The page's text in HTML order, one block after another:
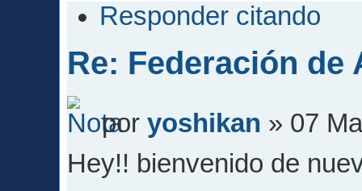
Responder citando
Re: Federación de
poryoshikan » 07
Hey!! bienvenido de